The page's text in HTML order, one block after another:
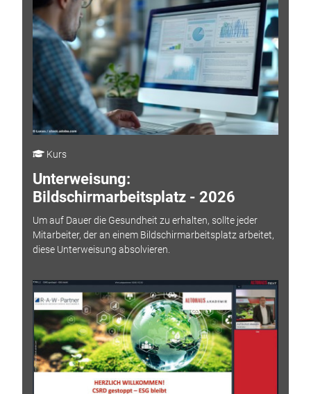
Kurs
Unterweisung:
Bildschirmarbeitsplatz - 2026
Um auf Dauer die Gesundheit zu erhalten, sollte jeder
Mitarbeiter, der an einem Bildschirmarbeitsplatz arbeitet,
diese Unterweisung absolvieren.